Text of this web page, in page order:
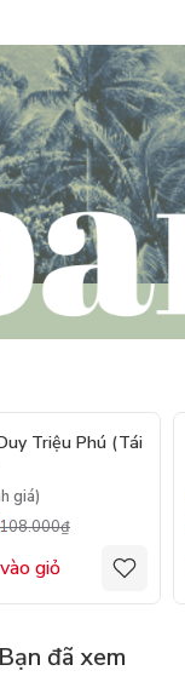
- 15%
Triệu Phú (Tái
giá)
108.000₫
giỏ
Bạn đã xem